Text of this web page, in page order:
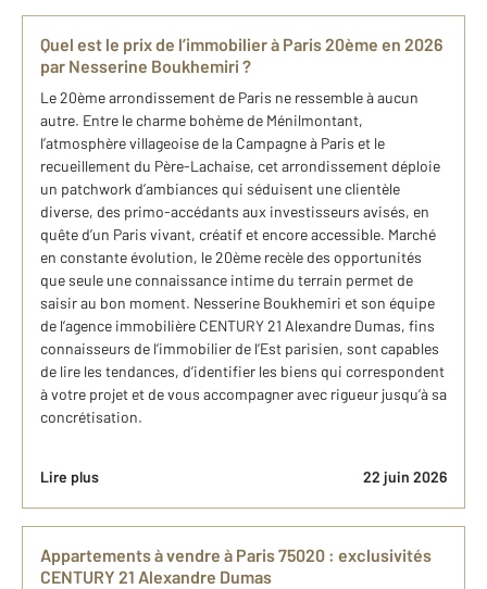
Quel est le prix de l’immobilier à Paris 20ème en 2026
par Nesserine Boukhemiri ?
Le 20ème arrondissement de Paris ne ressemble à aucun
autre. Entre le charme bohème de Ménilmontant,
l’atmosphère villageoise de la Campagne à Paris et le
recueillement du Père-Lachaise, cet arrondissement déploie
un patchwork d’ambiances qui séduisent une clientèle
diverse, des primo-accédants aux investisseurs avisés, en
quête d’un Paris vivant, créatif et encore accessible. Marché
en constante évolution, le 20ème recèle des opportunités
que seule une connaissance intime du terrain permet de
saisir au bon moment. Nesserine Boukhemiri et son équipe
de l’agence immobilière CENTURY 21 Alexandre Dumas, fins
connaisseurs de l’immobilier de l’Est parisien, sont capables
de lire les tendances, d’identifier les biens qui correspondent
à votre projet et de vous accompagner avec rigueur jusqu’à sa
concrétisation.
Lire plus 22 juin 2026
Appartements à vendre à Paris 75020 : exclusivités
CENTURY 21 Alexandre Dumas